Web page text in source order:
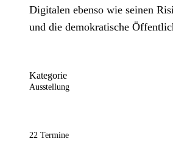
Digitalen ebenso wie seinen
und die demokratische
Kategorie
Ausstellung
22 Termine